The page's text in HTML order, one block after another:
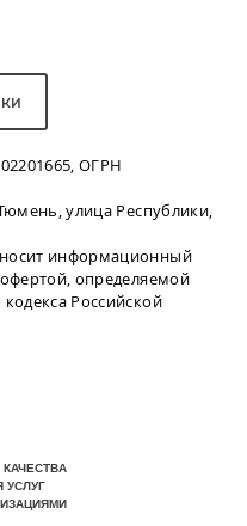
ОГРН
улица Республики,
информационный
определяемой
Российской